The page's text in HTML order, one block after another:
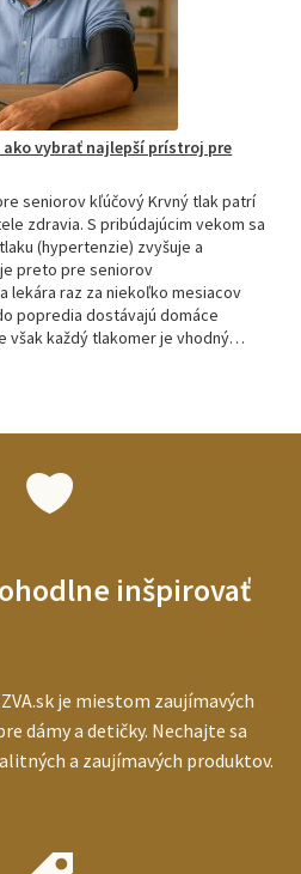
a
M7
vybrať najlepší prístroj pre
seniorov kľúčový Krvný tlak patrí
zdravia. S pribúdajúcim vekom sa
(hypertenzie) zvyšuje a
preto pre seniorov
lekára raz za niekoľko mesiacov
popredia dostávajú domáce
však každý tlakomer je vhodný…
inšpirovať
je miestom zaujímavých
dámy a detičky. Nechajte sa
a zaujímavých produktov.